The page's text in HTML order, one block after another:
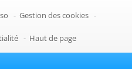
- Gestion des cookies -
- Haut de page